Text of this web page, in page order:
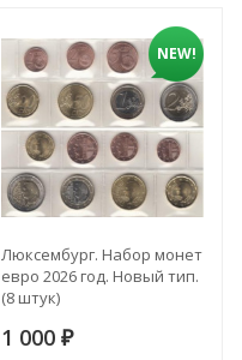
NEW!
Люксембург. Набор монет
евро 2026 год. Новый тип.
(8 штук)
1 000 ₽